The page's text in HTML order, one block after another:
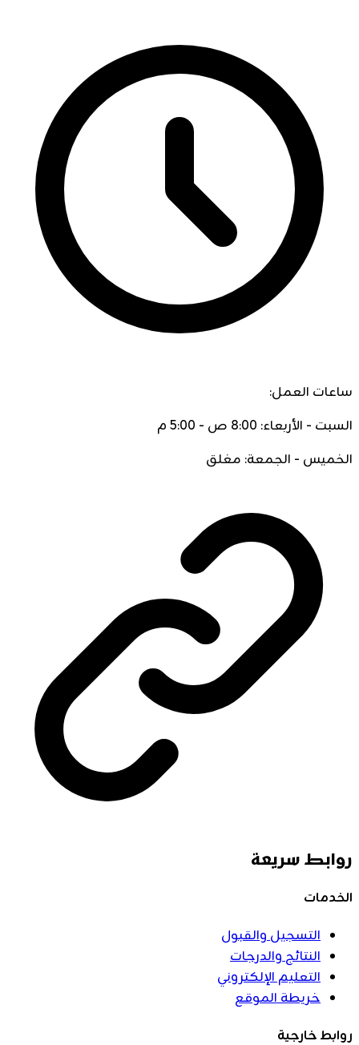
ساعات العمل:
السبت - الأربعاء: 8:00 ص - 5:00 م
الخميس - الجمعة: مغلق
روابط سريعة
الخدمات
التسجيل والقبول
النتائج والدرجات
التعليم الإلكتروني
خريطة الموقع
روابط خارجية